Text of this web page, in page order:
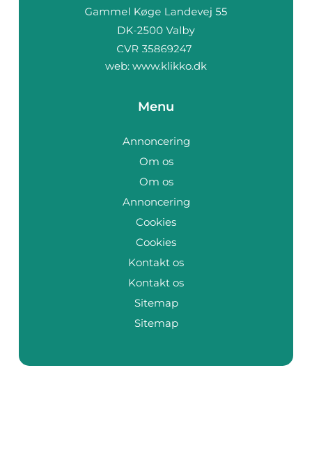
web: www.klikko.dk
Menu
Annoncering
Om os
Om os
Annoncering
Cookies
Cookies
Kontakt os
Kontakt os
Sitemap
Sitemap